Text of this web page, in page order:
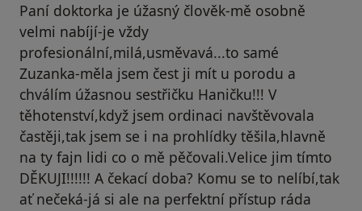
Paní doktorka je úžasný člověk-mě osobně
velmi nabíjí-je vždy
profesionální,milá,usměvavá...to samé
Zuzanka-měla jsem čest ji mít u porodu a
chválím úžasnou sestřičku Haničku!!! V
těhotenství,když jsem ordinaci navštěvovala
častěji,tak jsem se i na prohlídky těšila,hlavně
na ty fajn lidi co o mě pěčovali.Velice jim tímto
DĚKUJI!!!!!! A čekací doba? Komu se to nelíbí,tak
ať nečeká-já si ale na perfektní přístup ráda